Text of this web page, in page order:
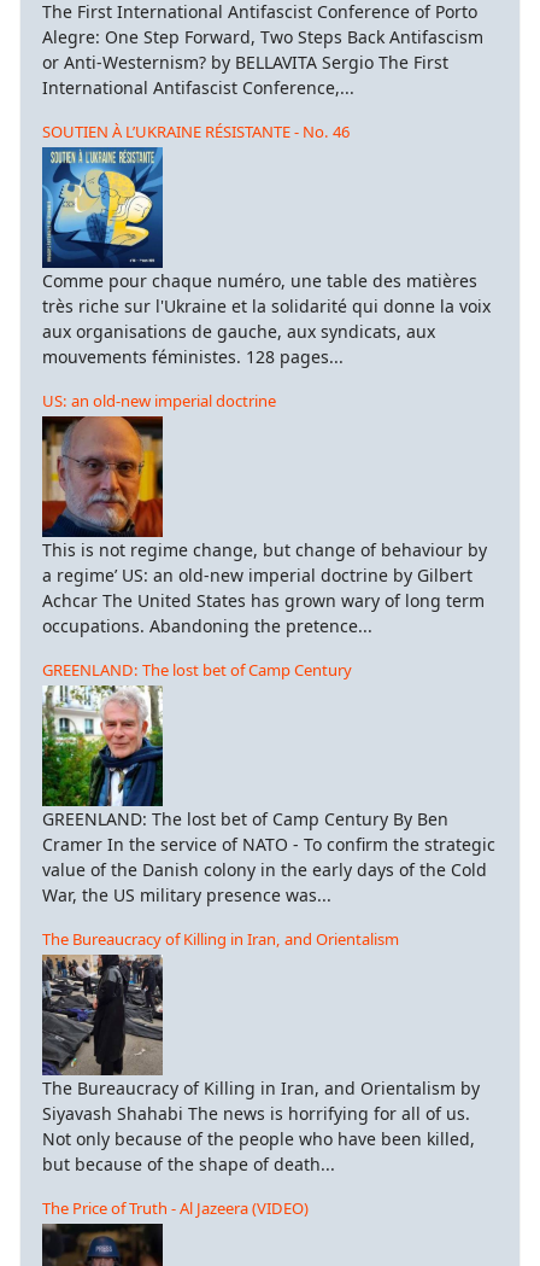
The First International Antifascist Conference of Porto
Alegre: One Step Forward, Two Steps Back Antifascism
or Anti-Westernism? by BELLAVITA Sergio The First
International Antifascist Conference,...
SOUTIEN À L’UKRAINE RÉSISTANTE - No. 46
Comme pour chaque numéro, une table des matières
très riche sur l'Ukraine et la solidarité qui donne la voix
aux organisations de gauche, aux syndicats, aux
mouvements féministes. 128 pages...
US: an old-new imperial doctrine
This is not regime change, but change of behaviour by
a regime’ US: an old-new imperial doctrine by Gilbert
Achcar The United States has grown wary of long term
occupations. Abandoning the pretence...
GREENLAND: The lost bet of Camp Century
GREENLAND: The lost bet of Camp Century By Ben
Cramer In the service of NATO - To confirm the strategic
value of the Danish colony in the early days of the Cold
War, the US military presence was...
The Bureaucracy of Killing in Iran, and Orientalism
The Bureaucracy of Killing in Iran, and Orientalism by
Siyavash Shahabi The news is horrifying for all of us.
Not only because of the people who have been killed,
but because of the shape of death...
The Price of Truth - Al Jazeera (VIDEO)